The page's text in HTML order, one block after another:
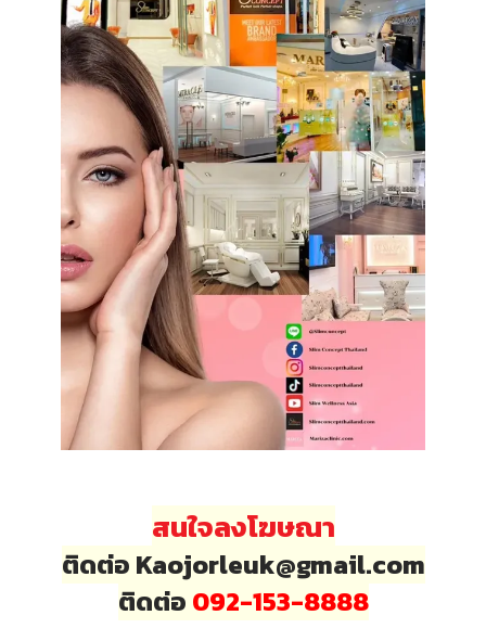
สนใจลงโฆษณา
ติดต่อ Kaojorleuk@gmail.com
ติดต่อ 092-153-8888